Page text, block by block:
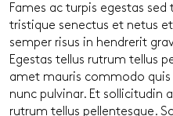
Fames ac turpis egestas
tristique senectus et netus
semper risus in hendrerit
Egestas tellus rutrum tellus
amet mauris commodo
nunc pulvinar. Et sollicitudin
rutrum tellus pellentesque.